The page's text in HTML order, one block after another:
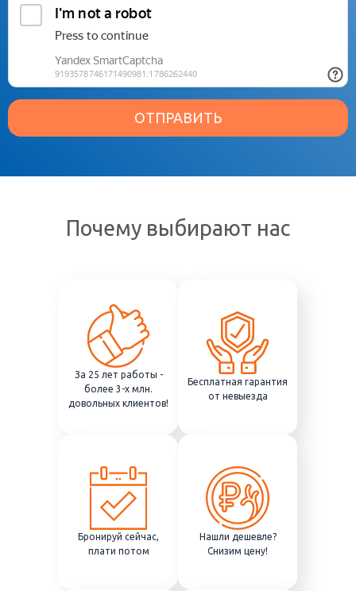
ОТПРАВИТЬ
Почему выбирают нас
За 25 лет работы -
более 3-х млн.
довольных клиентов!
Бесплатная гарантия
от невыезда
Бронируй сейчас,
плати потом
Нашли дешевле?
Снизим цену!